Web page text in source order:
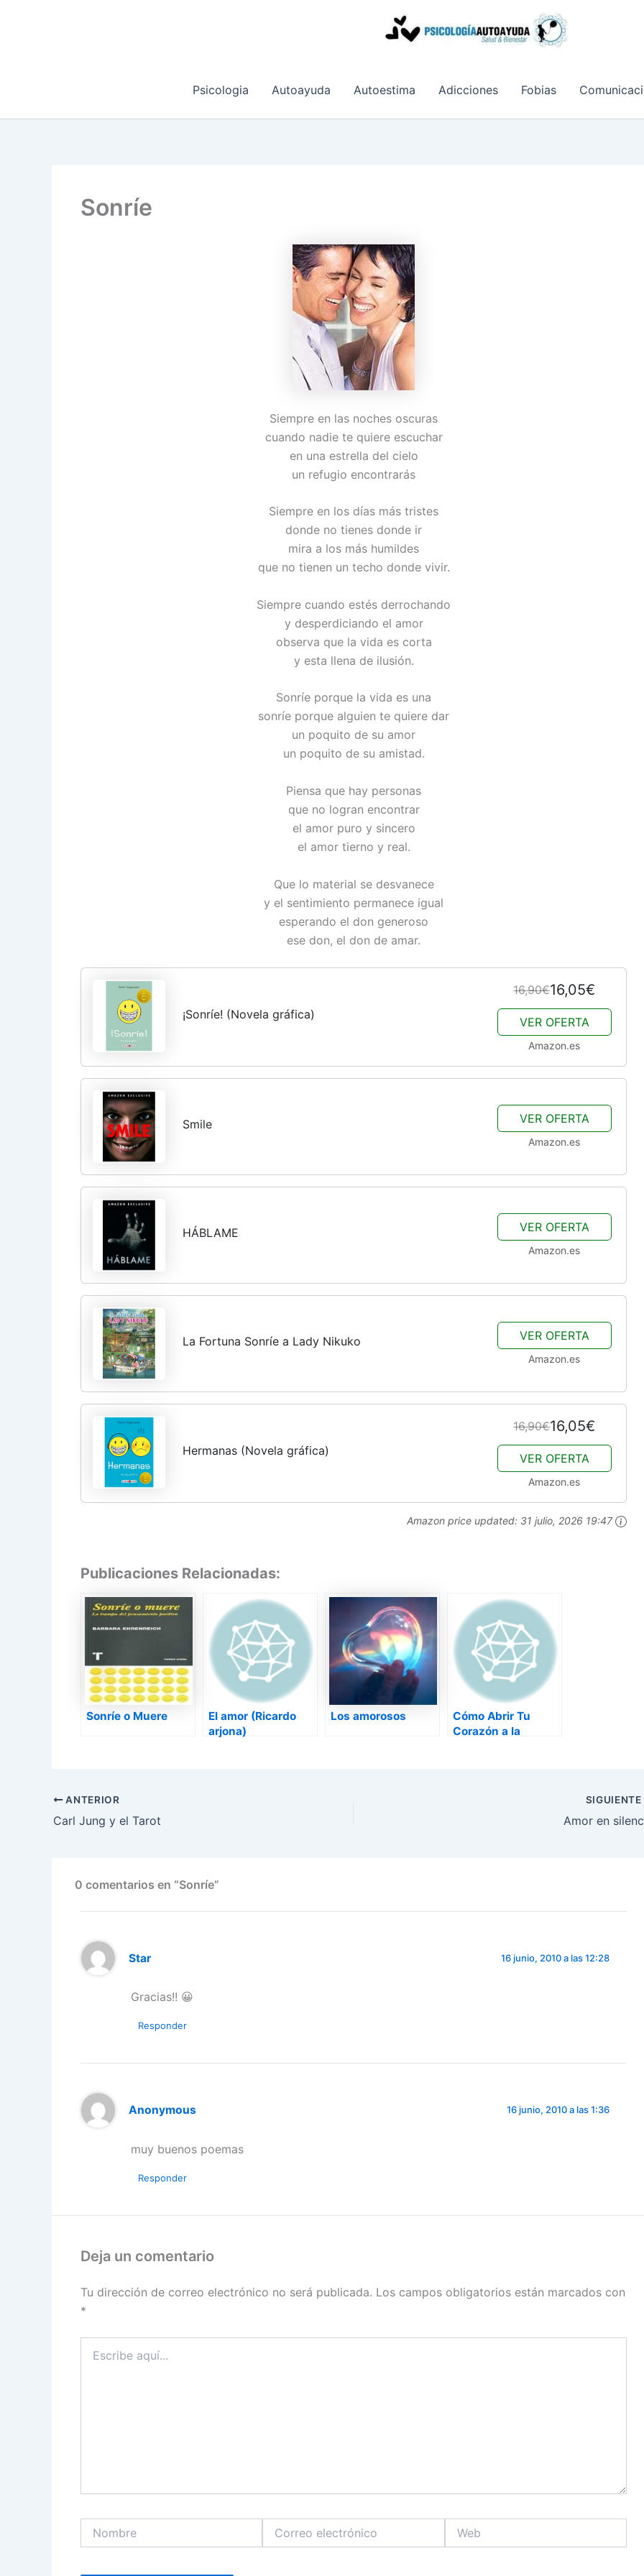
Psicologia Autoayuda Autoestima Adicciones Fobias
Sonríe
Siempre en las noches oscuras
cuando nadie te quiere escuchar
en una estrella del cielo
un refugio encontrarás
Siempre en los días más tristes
donde no tienes donde ir
mira a los más humildes
que no tienen un techo donde vivir.
Siempre cuando estés derrochando
y desperdiciando el amor
observa que la vida es corta
y esta llena de ilusión.
Sonríe porque la vida es una
sonríe porque alguien te quiere dar
un poquito de su amor
un poquito de su amistad.
Piensa que hay personas
que no logran encontrar
el amor puro y sincero
el amor tierno y real.
Que lo material se desvanece
y el sentimiento permanece igual
esperando el don generoso
ese don, el don de amar.
¡Sonríe! (Novela gráfica)
16,90€16,05€
VER OFERTA
Amazon.es
Smile VER OFERTA
Amazon.es
HÁBLAME VER OFERTA
Amazon.es
La Fortuna Sonríe a Lady Nikuko VER OFERTA
Amazon.es
Hermanas (Novela gráfica)
16,90€16,05€
VER OFERTA
Amazon.es
Amazon price updated: 31 julio, 2026 19:47
Publicaciones Relacionadas:
Sonríe o Muere
El amor (Ricardo
arjona)
Los amorosos
Cómo Abrir Tu
Corazón a la
ANTERIOR
Carl Jung y el Tarot
SIGUIENTE
Amor en
0 comentarios en “Sonríe”
Star 16 junio, 2010 a las 12:28
Gracias!! 😀
Responder
Anonymous 16 junio, 2010 a las 1:36
muy buenos poemas
Responder
Deja un comentario
Tu dirección de correo electrónico no será publicada. Los campos obligatorios están marcados con
*
aquí...
electrónico